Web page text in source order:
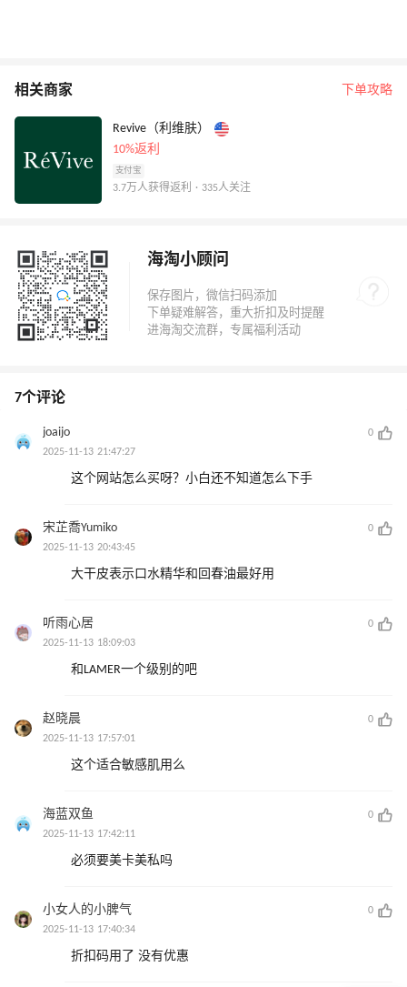
相关商家 下单攻略
Revive（利维肤）
10%返利
支付宝
3.7万人获得返利 · 335人关注
海淘小顾问
7个评论
joaijo
0
2025-11-13 21:47:27
这个网站怎么买呀？小白还不知道怎么下手
宋芷喬Yumiko
0
2025-11-13 20:43:45
大干皮表示口水精华和回春油最好用
听雨心居
0
2025-11-13 18:09:03
和LAMER一个级别的吧
赵晓晨
0
2025-11-13 17:57:01
这个适合敏感肌用么
海蓝双鱼
0
2025-11-13 17:42:11
必须要美卡美私吗
小女人的小脾气
0
2025-11-13 17:40:34
折扣码用了 没有优惠